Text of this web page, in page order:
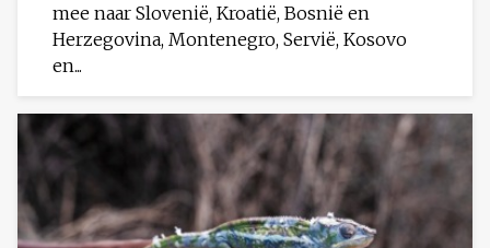
mee naar Slovenië, Kroatië, Bosnië en
Herzegovina, Montenegro, Servië, Kosovo
en...